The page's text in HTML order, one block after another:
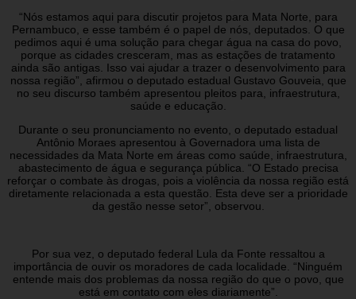
“Nós estamos aqui para discutir projetos para Mata Norte, para
Pernambuco, e esse também é o papel de nós, deputados. O que
pedimos aqui é uma solução para chegar água na casa do povo,
porque as cidades cresceram, mas as estações de tratamento
ainda são antigas. Isso vai ajudar a trazer o desenvolvimento para
nossa região”, afirmou o deputado estadual Gustavo Gouveia, que
no seu discurso também apresentou pleitos para, infraestrutura,
saúde e educação.
Durante o seu pronunciamento no evento, o deputado estadual
Antônio Moraes apresentou à Governadora uma lista de
necessidades da Mata Norte em áreas como saúde, infraestrutura,
abastecimento de água e segurança pública. “O Estado precisa
reforçar o combate às drogas, pois a violência da nossa região está
diretamente relacionada a esta questão. Esta deve ser a prioridade
da gestão nesse setor”, observou.
Por sua vez, o deputado federal Lula da Fonte ressaltou a
importância de ouvir os moradores de cada localidade. “Ninguém
entende mais dos problemas da nossa região do que o povo, que
está em contato com eles diariamente”.